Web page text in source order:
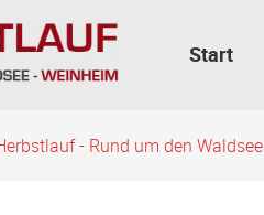
Start
- Rund um den Waldsee